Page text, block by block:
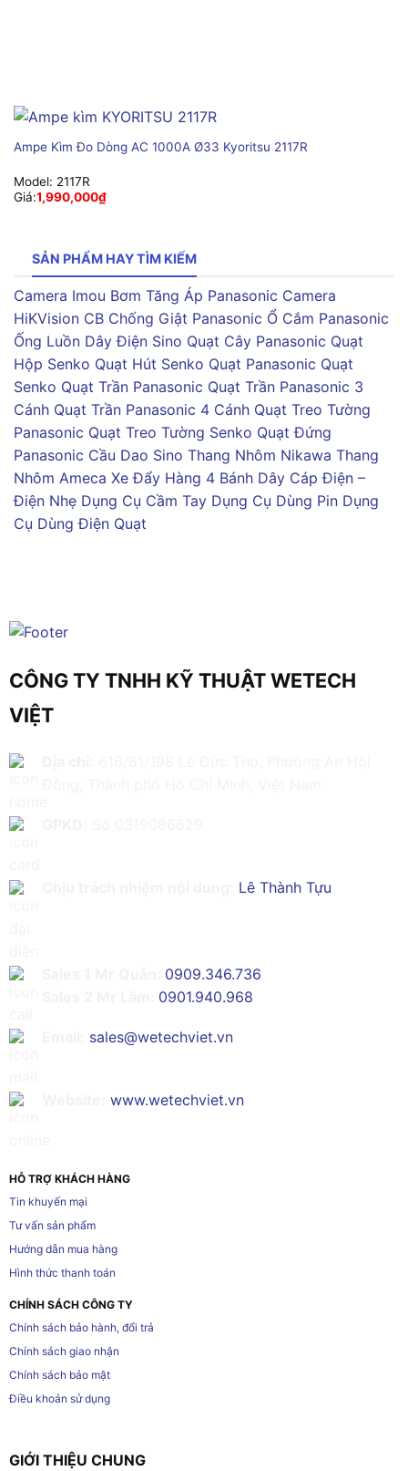
Ampe Kìm Đo Dòng AC 1000A Ø33 Kyoritsu 2117R
Model: 2117R
Giá:1,990,000₫
SẢN PHẨM HAY TÌM KIẾM
Camera Imou Bơm Tăng Áp Panasonic Camera
HiKVision CB Chống Giật Panasonic Ổ Cắm Panasonic
Ống Luồn Dây Điện Sino Quạt Cây Panasonic Quạt
Hộp Senko Quạt Hút Senko Quạt Panasonic Quạt
Senko Quạt Trần Panasonic Quạt Trần Panasonic 3
Cánh Quạt Trần Panasonic 4 Cánh Quạt Treo Tường
Panasonic Quạt Treo Tường Senko Quạt Đứng
Panasonic Cầu Dao Sino Thang Nhôm Nikawa Thang
Nhôm Ameca Xe Đẩy Hàng 4 Bánh Dây Cáp Điện –
Điện Nhẹ Dụng Cụ Cầm Tay Dụng Cụ Dùng Pin Dụng
Cụ Dùng Điện Quạt
CÔNG TY TNHH KỸ THUẬT WETECH
VIỆT
Lê Thành Tựu
0909.346.736
0901.940.968
sales@wetechviet.vn
www.wetechviet.vn
HỖ TRỢ KHÁCH HÀNG
Tin khuyến mại
Tư vấn sản phẩm
Hướng dẫn mua hàng
Hình thức thanh toán
CHÍNH SÁCH CÔNG TY
Chính sách bảo hành, đổi trả
Chính sách giao nhận
Chính sách bảo mật
Điều khoản sử dụng
GIỚI THIỆU CHUNG